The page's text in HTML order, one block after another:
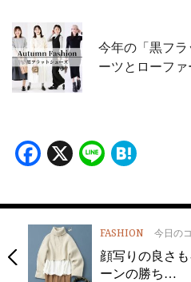
今年の「黒フ
ーツとローフ
Facebook
X Line
FASHION 今日の
顔写りの良さ
ーンの勝ち…